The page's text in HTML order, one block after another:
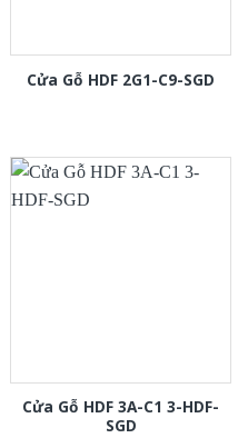
Cửa Gỗ HDF 2G1-C9-SGD
Cửa Gỗ HDF 3A-C1 3-HDF-
SGD